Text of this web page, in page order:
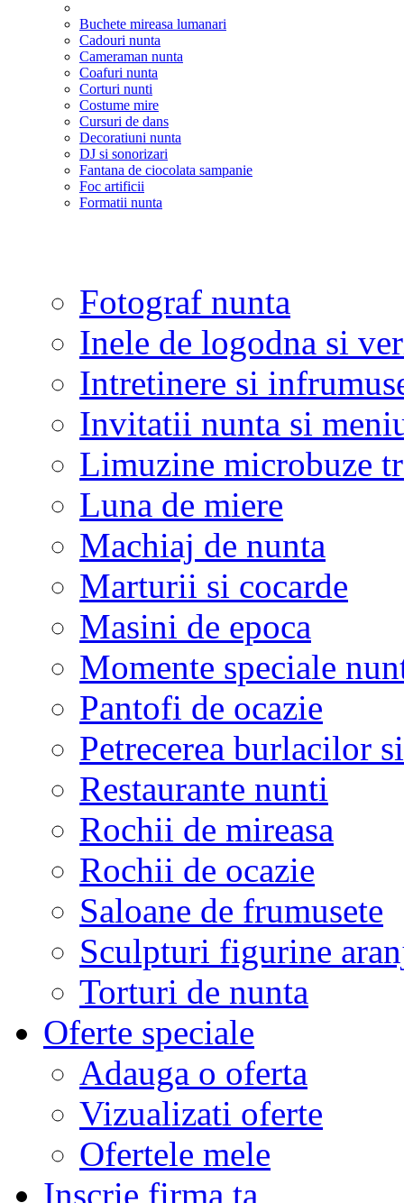
Buchete mireasa lumanari
Cadouri nunta
Cameraman nunta
Coafuri nunta
Corturi nunti
Costume mire
Cursuri de dans
Decoratiuni nunta
DJ si sonorizari
Fantana de ciocolata sampanie
Foc artificii
Formatii nunta
Fotograf nunta
Inele de logodna si
Intretinere si
Invitatii nunta si
Limuzine microbuze
Luna de miere
Machiaj de nunta
Marturii si cocarde
Masini de epoca
Momente speciale
Pantofi de ocazie
Petrecerea burlacilor
Restaurante nunti
Rochii de mireasa
Rochii de ocazie
Saloane de frumusete
Sculpturi figurine
Torturi de nunta
Oferte speciale
Adauga o oferta
Vizualizati oferte
Ofertele mele
Inscrie firma ta